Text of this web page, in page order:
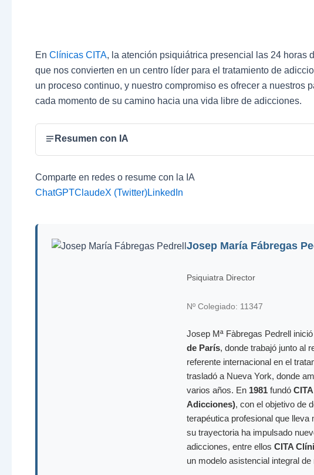
En Clínicas CITA, la atención psiquiátrica presencial las 24 horas
que nos convierten en un centro líder para el tratamiento de
un proceso continuo, y nuestro compromiso es ofrecer a nuestros
cada momento de su camino hacia una vida libre de adicciones.
Resumen con IA
Comparte en redes o resume con la IA
ChatGPTClaudeX (Twitter)LinkedIn
Josep María Fábregas
Psiquiatra Director
Nº Colegiado: 11347
Josep Mª Fàbregas Pedrell
de París, donde trabajó junto al
referente internacional en el
trasladó a Nueva York, donde
varios años. En 1981 fundó
Adicciones), con el objetivo de
terapéutica profesional que lleva
su trayectoria ha impulsado
adicciones, entre ellos CITA
un modelo asistencial integral